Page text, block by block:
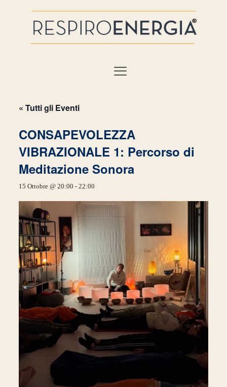
« Tutti gli Eventi
CONSAPEVOLEZZA
VIBRAZIONALE 1: Percorso di
Meditazione Sonora
15 Ottobre @ 20:00 - 22:00